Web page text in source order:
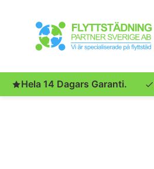
Hela 14 Dagars Garanti.